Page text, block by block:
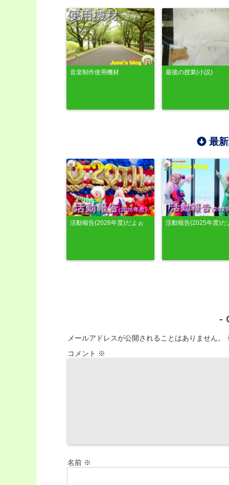
音楽制作使用機材 最後の授業(小説)
最
活動報告(2026年度)だよぉ 活動報告(2025年度)だ
-
メールアドレスが公開されることはありません。
コメント ※
名前 ※